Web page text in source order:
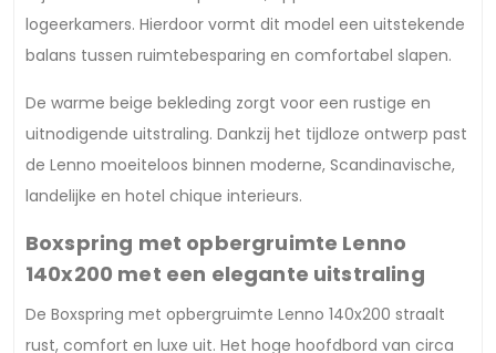
logeerkamers. Hierdoor vormt dit model een uitstekende
balans tussen ruimtebesparing en comfortabel slapen.
De warme beige bekleding zorgt voor een rustige en
uitnodigende uitstraling. Dankzij het tijdloze ontwerp past
de Lenno moeiteloos binnen moderne, Scandinavische,
landelijke en hotel chique interieurs.
Boxspring met opbergruimte Lenno
140x200 met een elegante uitstraling
De Boxspring met opbergruimte Lenno 140x200 straalt
rust, comfort en luxe uit. Het hoge hoofdbord van circa